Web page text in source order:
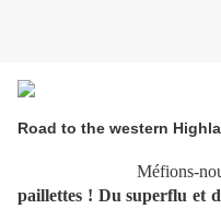
Road to the western
Méfions-
paillettes ! Du superflu et